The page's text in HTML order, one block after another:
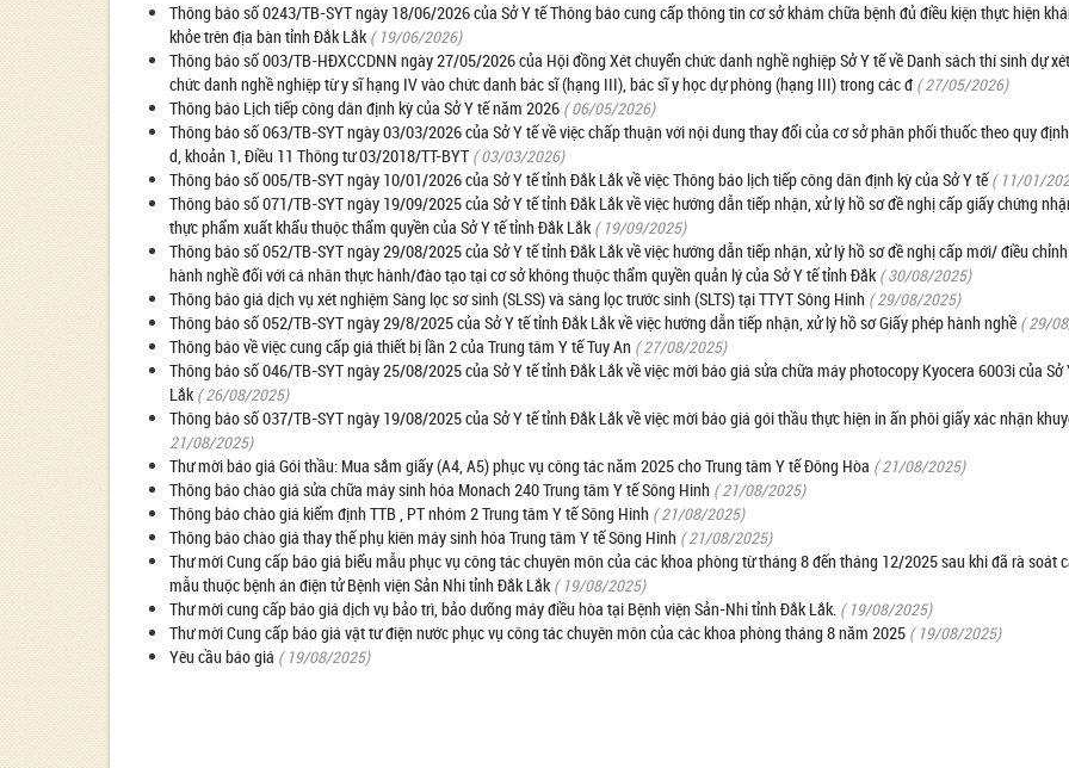
Thông báo số 0243/TB-SYT ngày 18/06/2026 của Sở Y tế Thông báo cung cấp thông tin cơ sở khám chữa bệnh đủ điều kiện thực hiện
khỏe trên địa bàn tỉnh Đắk Lắk ( 19/06/2026)
Thông báo số 003/TB-HĐXCCDNN ngày 27/05/2026 của Hội đồng Xét chuyển chức danh nghề nghiệp Sở Y tế về Danh sách thí sinh dự
chức danh nghề nghiệp từ y sĩ hạng IV vào chức danh bác sĩ (hạng III), bác sĩ y học dự phòng (hạng III) trong các đ ( 27/05/2026)
Thông báo Lịch tiếp công dân định kỳ của Sở Y tế năm 2026 ( 06/05/2026)
Thông báo số 063/TB-SYT ngày 03/03/2026 của Sở Y tế về việc chấp thuận với nội dung thay đổi của cơ sở phân phối thuốc theo quy
d, khoản 1, Điều 11 Thông tư 03/2018/TT-BYT ( 03/03/2026)
Thông báo số 005/TB-SYT ngày 10/01/2026 của Sở Y tế tỉnh Đắk Lắk về việc Thông báo lịch tiếp công dân định kỳ của Sở Y tế ( 11/01/
Thông báo số 071/TB-SYT ngày 19/09/2025 của Sở Y tế tỉnh Đắk Lắk về việc hướng dẫn tiếp nhận, xử lý hồ sơ đề nghị cấp giấy chứng
thực phẩm xuất khẩu thuộc thẩm quyền của Sở Y tế tỉnh Đắk Lắk ( 19/09/2025)
Thông báo số 052/TB-SYT ngày 29/08/2025 của Sở Y tế tỉnh Đắk Lắk về việc hướng dẫn tiếp nhận, xử lý hồ sơ đề nghị cấp mới/ điều
hành nghề đối với cá nhân thực hành/đào tạo tại cơ sở không thuộc thẩm quyền quản lý của Sở Y tế tỉnh Đắk ( 30/08/2025)
Thông báo giá dịch vụ xét nghiệm Sàng lọc sơ sinh (SLSS) và sàng lọc trước sinh (SLTS) tại TTYT Sông Hinh ( 29/08/2025)
Thông báo số 052/TB-SYT ngày 29/8/2025 của Sở Y tế tỉnh Đắk Lắk về việc hướng dẫn tiếp nhận, xử lý hồ sơ Giấy phép hành nghề ( 29/
Thông báo về việc cung cấp giá thiết bị lần 2 của Trung tâm Y tế Tuy An ( 27/08/2025)
Thông báo số 046/TB-SYT ngày 25/08/2025 của Sở Y tế tỉnh Đắk Lắk về việc mời báo giá sửa chữa máy photocopy Kyocera 6003i của Sở
Lắk ( 26/08/2025)
Thông báo số 037/TB-SYT ngày 19/08/2025 của Sở Y tế tỉnh Đắk Lắk về việc mời báo giá gói thầu thực hiện in ấn phôi giấy xác nhận
21/08/2025)
Thư mời báo giá Gói thầu: Mua sắm giấy (A4, A5) phục vụ công tác năm 2025 cho Trung tâm Y tế Đông Hòa ( 21/08/2025)
Thông báo chào giá sửa chữa máy sinh hóa Monach 240 Trung tâm Y tế Sông Hinh ( 21/08/2025)
Thông báo chào giá kiểm định TTB , PT nhóm 2 Trung tâm Y tế Sông Hinh ( 21/08/2025)
Thông báo chào giá thay thế phụ kiên máy sinh hóa Trung tâm Y tế Sông Hinh ( 21/08/2025)
Thư mời Cung cấp báo giá biểu mẫu phục vụ công tác chuyên môn của các khoa phòng từ tháng 8 đến tháng 12/2025 sau khi đã rà soát
mẫu thuộc bệnh án điện tử Bệnh viện Sản Nhi tỉnh Đắk Lắk ( 19/08/2025)
Thư mời cung cấp báo giá dịch vụ bảo trì, bảo dưỡng máy điều hòa tại Bệnh viện Sản-Nhi tỉnh Đắk Lắk. ( 19/08/2025)
Thư mời Cung cấp báo giá vật tư điện nước phục vụ công tác chuyên môn của các khoa phòng tháng 8 năm 2025 ( 19/08/2025)
Yêu cầu báo giá ( 19/08/2025)